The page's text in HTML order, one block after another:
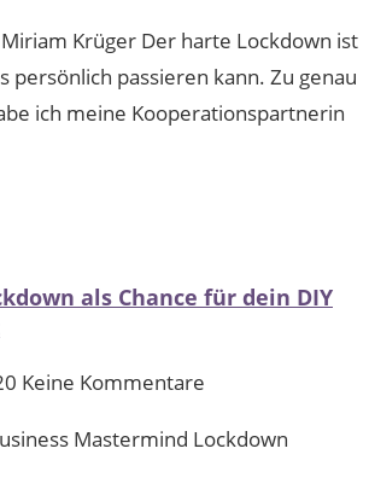
Krüger Der harte Lockdown ist
persönlich passieren kann. Zu genau
ich meine Kooperationspartnerin
als Chance für dein DIY
Keine Kommentare
Mastermind Lockdown